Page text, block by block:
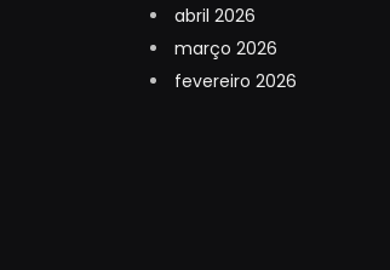
abril 2026
março 2026
fevereiro 2026